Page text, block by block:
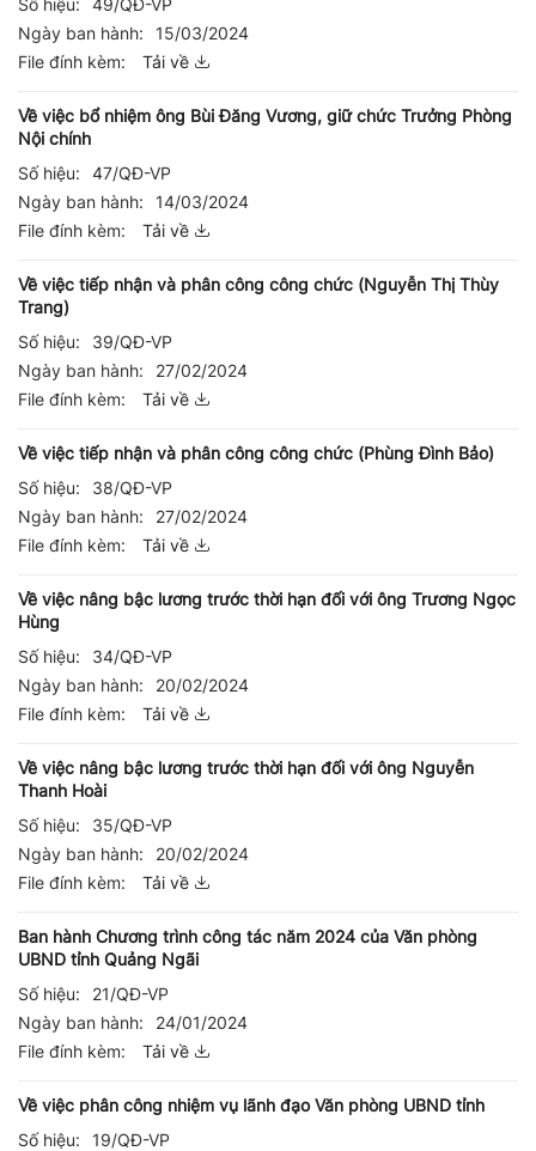
Số hiệu:
49/QĐ-VP
Ngày ban hành:
15/03/2024
File đính kèm:
Tải về
Về việc bổ nhiệm ông Bùi Đăng Vương, giữ chức Trưởng Phòng
Nội chính
Số hiệu:
47/QĐ-VP
Ngày ban hành:
14/03/2024
File đính kèm:
Tải về
Về việc tiếp nhận và phân công công chức (Nguyễn Thị Thùy
Trang)
Số hiệu:
39/QĐ-VP
Ngày ban hành:
27/02/2024
File đính kèm:
Tải về
Về việc tiếp nhận và phân công công chức (Phùng Đình Bảo)
Số hiệu:
38/QĐ-VP
Ngày ban hành:
27/02/2024
File đính kèm:
Tải về
Về việc nâng bậc lương trước thời hạn đối với ông Trương Ngọc
Hùng
Số hiệu:
34/QĐ-VP
Ngày ban hành:
20/02/2024
File đính kèm:
Tải về
Về việc nâng bậc lương trước thời hạn đối với ông Nguyễn
Thanh Hoài
Số hiệu:
35/QĐ-VP
Ngày ban hành:
20/02/2024
File đính kèm:
Tải về
Ban hành Chương trình công tác năm 2024 của Văn phòng
UBND tỉnh Quảng Ngãi
Số hiệu:
21/QĐ-VP
Ngày ban hành:
24/01/2024
File đính kèm:
Tải về
Về việc phân công nhiệm vụ lãnh đạo Văn phòng UBND tỉnh
Số hiệu:
19/QĐ-VP